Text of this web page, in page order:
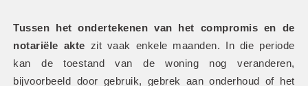
Tussen het ondertekenen van het compromis en de
notariële akte zit vaak enkele maanden. In die periode
kan de toestand van de woning nog veranderen,
bijvoorbeeld door gebruik, gebrek aan onderhoud of het